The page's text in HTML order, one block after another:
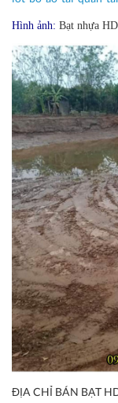
Hình ảnh: Bạt nhựa
ĐỊA CHỈ BÁN BẠT